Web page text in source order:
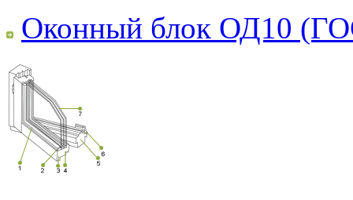
Оконный блок ОД10